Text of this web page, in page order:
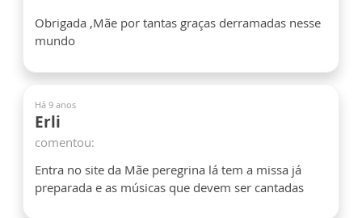
Obrigada ,Mãe por tantas graças derramadas nesse
mundo
Há 9 anos
Erli
comentou:
Entra no site da Mãe peregrina lá tem a missa já
preparada e as músicas que devem ser cantadas